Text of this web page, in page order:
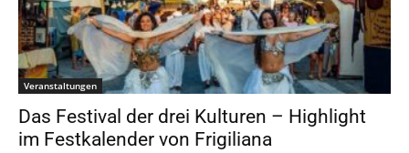
Veranstaltungen
Das Festival der drei Kulturen – Highlight
im Festkalender von Frigiliana